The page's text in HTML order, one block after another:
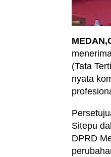
(Tata
nyata
Sitepu
DPRD